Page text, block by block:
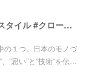
日本のものづくり『藍染め』自分らしいスタイル #クローゼット大改造計画！
の１つ。日本のモノづ
”思い”と”技術”を伝…